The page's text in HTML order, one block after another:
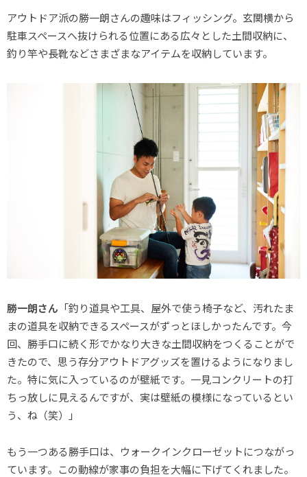
アウトドア派の勝一朗さんの趣味はフィッシング。玄関横から
駐車スペースへ抜けられる位置にある広々とした土間収納に、
釣り竿や長靴などさまざまなアイテムを収納しています。
勝一朗さん 「釣り道具や工具、屋外で使う椅子など、汚れたま
まの道具を収納できるスペースがずっとほしかったんです。今
回、勝手口に続く形でかなり大きな土間収納をつくることがで
きたので、思う存分アウトドアグッズを置けるようになりまし
た。特に気に入っているのが壁紙です。一見コンクリートの打
ちっ放しに見えるんですが、実は壁紙の模様になっているとい
う、ね（笑）」
もう一つある勝手口は、ウォークインクローゼットにつながっ
ています。この動線が家事の負担を大幅に下げてくれました。